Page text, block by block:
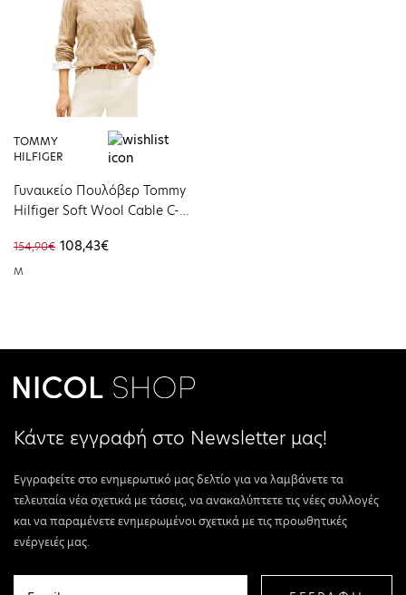
TOMMY
HILFIGER
Γυναικείο Πουλόβερ Tommy
Hilfiger Soft Wool Cable C-nk
WW0WW43586-ADM
154,90€ 108,43€
M
Κάντε εγγραφή στο Newsletter μας!
Εγγραφείτε στο ενημερωτικό μας δελτίο για να λαμβάνετε τα
τελευταία νέα σχετικά με τάσεις, να ανακαλύπτετε τις νέες συλλογές
και να παραμένετε ενημερωμένοι σχετικά με τις προωθητικές
ενέργειές μας.